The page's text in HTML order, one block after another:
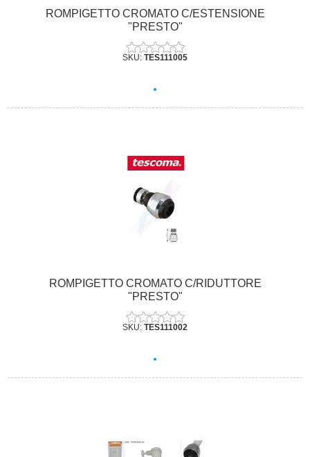
ROMPIGETTO CROMATO C/ESTENSIONE
"PRESTO"
SKU: TES111005
ROMPIGETTO CROMATO C/RIDUTTORE
"PRESTO"
SKU: TES111002